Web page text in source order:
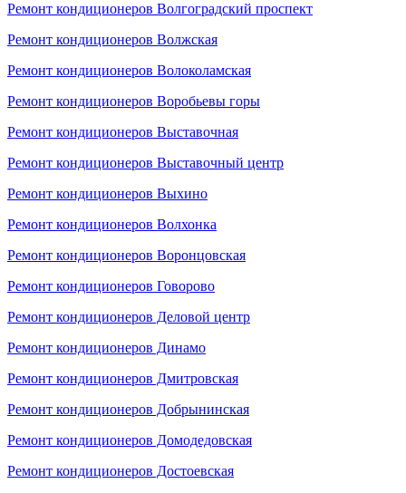
Ремонт кондиционеров Волгоградский проспект
Ремонт кондиционеров Волжская
Ремонт кондиционеров Волоколамская
Ремонт кондиционеров Воробьевы горы
Ремонт кондиционеров Выставочная
Ремонт кондиционеров Выставочный центр
Ремонт кондиционеров Выхино
Ремонт кондиционеров Волхонка
Ремонт кондиционеров Воронцовская
Ремонт кондиционеров Говорово
Ремонт кондиционеров Деловой центр
Ремонт кондиционеров Динамо
Ремонт кондиционеров Дмитровская
Ремонт кондиционеров Добрынинская
Ремонт кондиционеров Домодедовская
Ремонт кондиционеров Достоевская